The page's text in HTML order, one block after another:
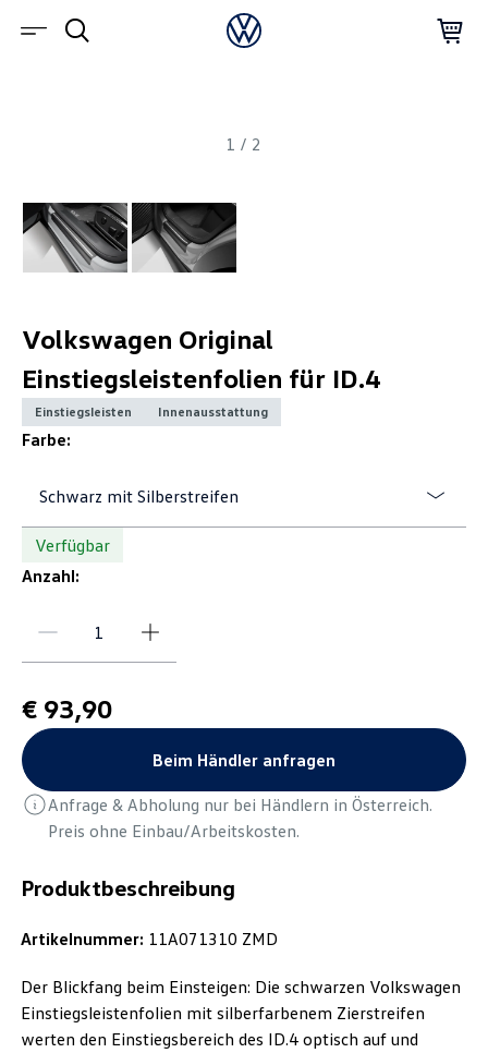
1 / 2
Produktbeschreibung
Artikelnummer: 11A071310 ZMD
Der Blickfang beim Einsteigen: Die schwarzen Volkswagen
Einstiegsleistenfolien mit silberfarbenem Zierstreifen
werten den Einstiegsbereich des ID.4 optisch auf und
Volkswagen Original
Einstiegsleistenfolien für ID.4
Einstiegsleisten Innenausstattung
Farbe:
Schwarz mit Silberstreifen
Verfügbar
Anzahl:
€ 93,90
Beim Händler anfragen
Anfrage & Abholung nur bei Händlern in Österreich.
Preis ohne Einbau/Arbeitskosten.